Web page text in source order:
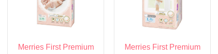
Merries First Premium
Merries First Premium